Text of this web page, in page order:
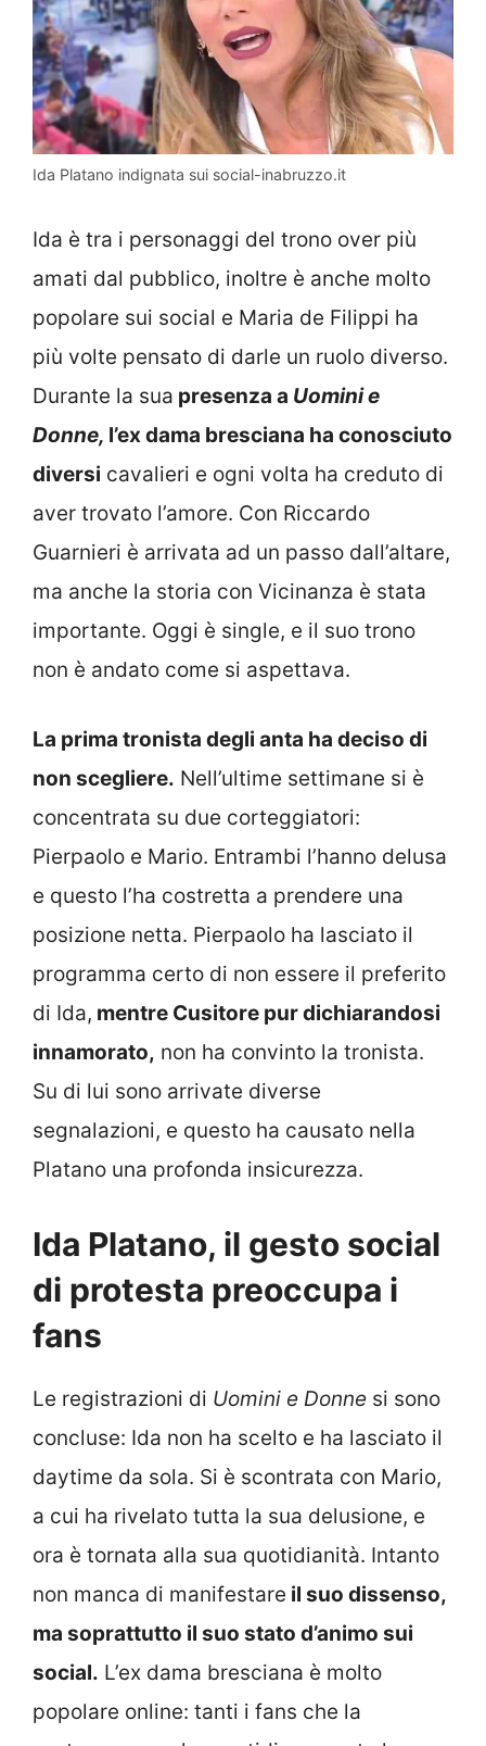
Ida Platano indignata sui social-inabruzzo.it
Ida è tra i personaggi del trono over più
amati dal pubblico, inoltre è anche molto
popolare sui social e Maria de Filippi ha
più volte pensato di darle un ruolo diverso.
Durante la sua presenza a Uomini e
Donne, l’ex dama bresciana ha conosciuto
diversi cavalieri e ogni volta ha creduto di
aver trovato l’amore. Con Riccardo
Guarnieri è arrivata ad un passo dall’altare,
ma anche la storia con Vicinanza è stata
importante. Oggi è single, e il suo trono
non è andato come si aspettava.
La prima tronista degli anta ha deciso di
non scegliere. Nell’ultime settimane si è
concentrata su due corteggiatori:
Pierpaolo e Mario. Entrambi l’hanno delusa
e questo l’ha costretta a prendere una
posizione netta. Pierpaolo ha lasciato il
programma certo di non essere il preferito
di Ida, mentre Cusitore pur dichiarandosi
innamorato, non ha convinto la tronista.
Su di lui sono arrivate diverse
segnalazioni, e questo ha causato nella
Platano una profonda insicurezza.
Ida Platano, il gesto social
di protesta preoccupa i
fans
Le registrazioni di Uomini e Donne si sono
concluse: Ida non ha scelto e ha lasciato il
daytime da sola. Si è scontrata con Mario,
a cui ha rivelato tutta la sua delusione, e
ora è tornata alla sua quotidianità. Intanto
non manca di manifestare il suo dissenso,
ma soprattutto il suo stato d’animo sui
social. L’ex dama bresciana è molto
popolare online: tanti i fans che la